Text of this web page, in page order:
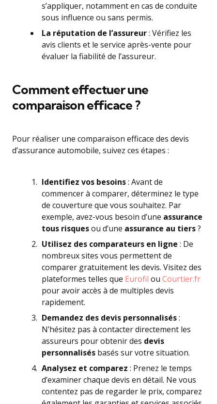
s’appliquer, notamment en cas de conduite
sous influence ou sans permis.
La réputation de l’assureur: Vérifiez les
avis clients et le service après-vente pour
évaluer la fiabilité de l’assureur.
Comment effectuer une
comparaison efficace ?
Pour réaliser une comparaison efficace des devis
d’assurance automobile, suivez ces étapes :
Identifiez vos besoins: Avant de
commencer à comparer, déterminez le type
de couverture que vous souhaitez. Par
exemple, avez-vous besoin d’une assurance
tous risquesou d’une assurance au tiers?
Utilisez des comparateurs en ligne : De
nombreux sites vous permettent de
comparer gratuitement les devis. Visitez des
plateformes telles que Eurofil ou Courtier.fr
pour avoir accès à de multiples devis
rapidement.
Demandez des devis personnalisés:
N’hésitez pas à contacter directement les
assureurs pour obtenir des devis
personnalisés basés sur votre situation.
Analysez et comparez : Prenez le temps
d’examiner chaque devis en détail. Ne vous
contentez pas de regarder le prix, comparez